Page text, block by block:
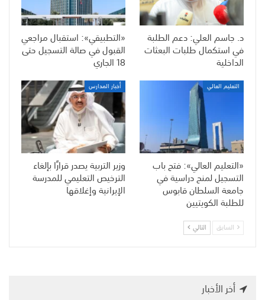
د. جاسم العلي: دعم الطلبة
في استكمال طلبات البعثات
الداخلية
«التطبيقي»: استقبال مراجعي
القبول في صالة التسجيل حتى
18 الجاري
التعليم العالي
«التعليم العالي»: فتح باب
التسجيل لمنح دراسية في
جامعة السلطان قابوس
للطلبة الكويتيين
أخبار المدارس
وزير التربية يصدر قرارًا بإلغاء
الترخيص التعليمي للمدرسة
الإيرانية وإغلاقها
السابق التالي
أخر الأخبار